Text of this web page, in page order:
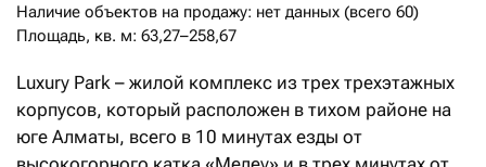
Наличие объектов на продажу: нет данных (всего 60)
Площадь, кв. м: 63,27–258,67
Luxury Park – жилой комплекс из трех трехэтажных
корпусов, который расположен в тихом районе на
юге Алматы, всего в 10 минутах езды от